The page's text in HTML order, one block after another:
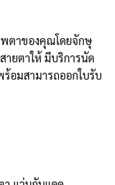
พตาของคุณโดยจักษุ
ยตาให้ มีบริการนัด
อมสามารถออกใบรับ